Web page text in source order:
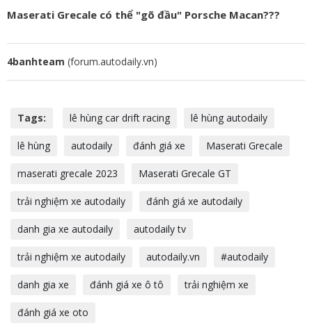
Maserati Grecale có thể "gõ đầu" Porsche Macan???
4banhteam (forum.autodaily.vn)
Tags: lê hùng car drift racing lê hùng autodaily
lê hùng autodaily đánh giá xe Maserati Grecale
maserati grecale 2023 Maserati Grecale GT
trải nghiệm xe autodaily đánh giá xe autodaily
danh gia xe autodaily autodaily tv
trải nghiệm xe autodaily autodaily.vn #autodaily
danh gia xe đánh giá xe ô tô trải nghiệm xe
đánh giá xe oto